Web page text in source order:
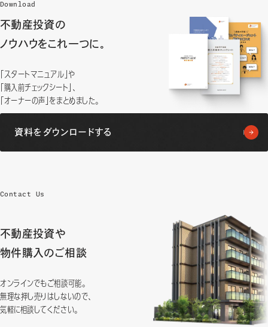
Download
不動産投資の
ノウハウをこれ一つに。
「スタートマニュアル」や
「購入前チェックシート」、
「オーナーの声」をまとめました。
資料をダウンロードする
Contact Us
不動産投資や
物件購入のご相談
オンラインでもご相談可能。
無理な押し売りはしないので、
気軽に相談してください。